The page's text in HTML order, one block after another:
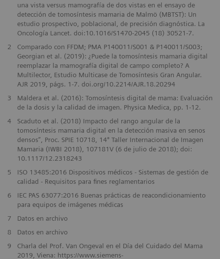
una vista versus mamografía de dos vistas en el ensayo de
detección de tomosíntesis mamaria de Malmö (MBTST): Un
estudio prospectivo, poblacional, de precisión diagnóstica. La
Oncología Lancet. doi:10.1016/S1470-2045 (18) 30521-7.
2
Comparado con FFDM; PMA P140011/S001 & P140011/S003;
Georgian et al. (2019): ¿Puede la tomosíntesis mamaria digital
reemplazar la mamografía digital de campo completo? A
Multilector, Estudio Multicase de Tomosíntesis Gran Angular.
AJR 2019, págs. 1-7. doi.org/10.2214/AJR.18.20294
3
Maldera et al. (2016): Tomosíntesis digital de mama: Evaluación
de la dosis y la calidad de imagen. Physica Medica, pp. 1-12.
4
Scaduto et al. (2018) Impacto del rango angular de la
tomosíntesis mamaria digital en la detección masiva en senos
densos”, Proc. SPIE 10718, 14º Taller Internacional de Imagen
Mamaria (IWBI 2018), 107181V (6 de julio de 2018); doi:
10.1117/12.2318243
5
ISO 13485:2016 Dispositivos médicos - Sistemas de gestión de
calidad - Requisitos para fines reglamentarios
6
IEC PAS 63077:2016 Buenas prácticas de reacondicionamiento
para equipos de imágenes médicas
7
Datos en archivo
8
Datos en archivo
9
Charla del Prof. Van Ongeval en el Día del Cuidado del Mama
2019, Viena: https://www.siemens-